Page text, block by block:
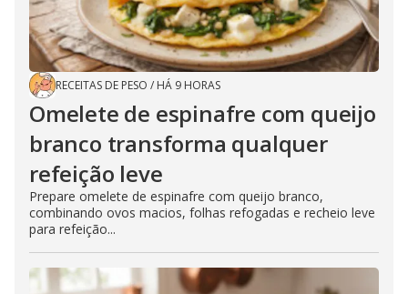
RECEITAS DE PESO / HÁ 9 HORAS
Omelete de espinafre com queijo
branco transforma qualquer
refeição leve
Prepare omelete de espinafre com queijo branco,
combinando ovos macios, folhas refogadas e recheio leve
para refeição...